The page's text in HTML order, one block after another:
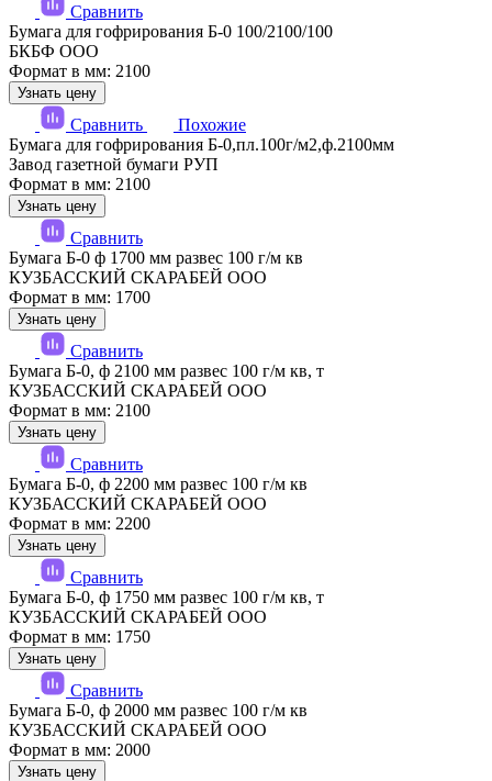
Сравнить
Бумага для гофрирования Б-0 100/2100/100
БКБФ ООО
Формат в мм: 2100
Узнать цену
Сравнить
Похожие
Бумага для гофрирования Б-0,пл.100г/м2,ф.2100мм
Завод газетной бумаги РУП
Формат в мм: 2100
Узнать цену
Сравнить
Бумага Б-0 ф 1700 мм развес 100 г/м кв
КУЗБАССКИЙ СКАРАБЕЙ ООО
Формат в мм: 1700
Узнать цену
Сравнить
Бумага Б-0, ф 2100 мм развес 100 г/м кв, т
КУЗБАССКИЙ СКАРАБЕЙ ООО
Формат в мм: 2100
Узнать цену
Сравнить
Бумага Б-0, ф 2200 мм развес 100 г/м кв
КУЗБАССКИЙ СКАРАБЕЙ ООО
Формат в мм: 2200
Узнать цену
Сравнить
Бумага Б-0, ф 1750 мм развес 100 г/м кв, т
КУЗБАССКИЙ СКАРАБЕЙ ООО
Формат в мм: 1750
Узнать цену
Сравнить
Бумага Б-0, ф 2000 мм развес 100 г/м кв
КУЗБАССКИЙ СКАРАБЕЙ ООО
Формат в мм: 2000
Узнать цену